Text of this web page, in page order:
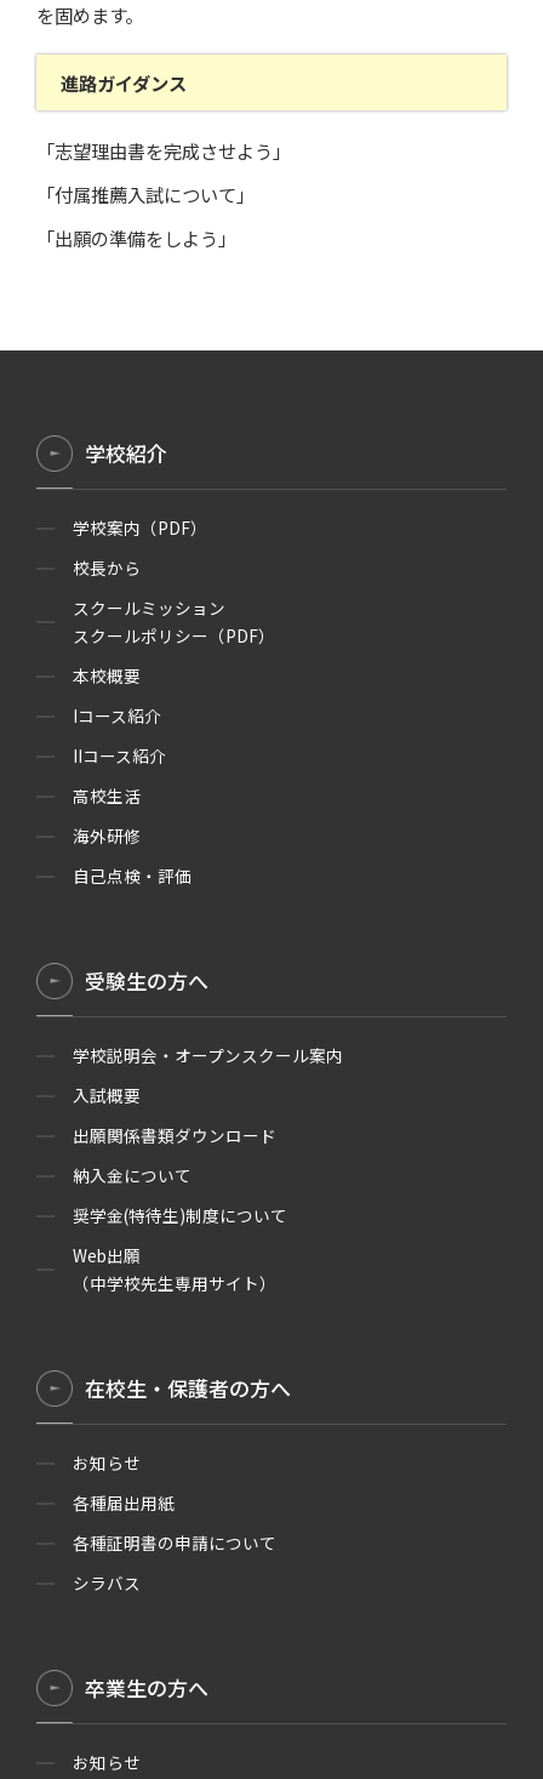
を固めます。
進路ガイダンス
「志望理由書を完成させよう」
「付属推薦入試について」
「出願の準備をしよう」
学校紹介
学校案内（PDF）
校長から
スクールミッション
スクールポリシー（PDF）
本校概要
Iコース紹介
IIコース紹介
高校生活
海外研修
自己点検・評価
受験生の方へ
学校説明会・オープンスクール案内
入試概要
出願関係書類ダウンロード
納入金について
奨学金(特待生)制度について
Web出願
（中学校先生専用サイト）
在校生・保護者の方へ
お知らせ
各種届出用紙
各種証明書の申請について
シラバス
卒業生の方へ
お知らせ